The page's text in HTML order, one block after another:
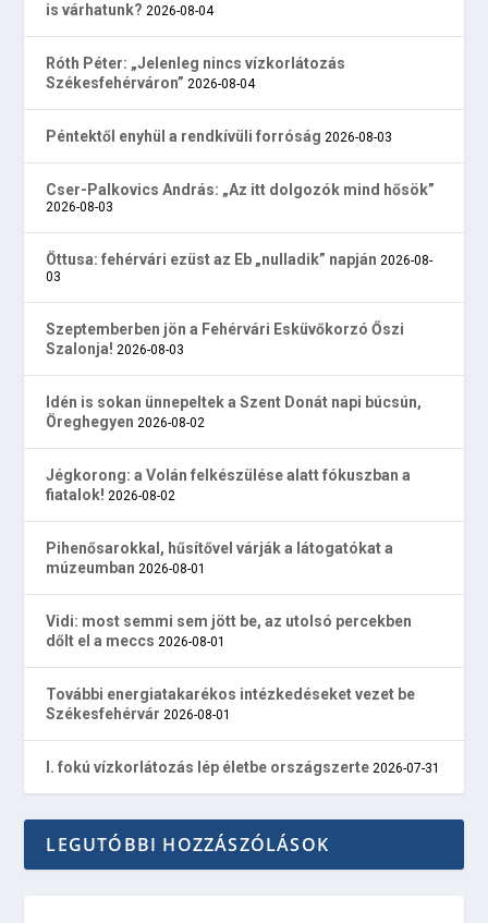
is várhatunk? 2026-08-04
Róth Péter: „Jelenleg nincs vízkorlátozás
Székesfehérváron” 2026-08-04
Péntektől enyhül a rendkívüli forróság 2026-08-03
Cser-Palkovics András: „Az itt dolgozók mind hősök”
2026-08-03
Öttusa: fehérvári ezüst az Eb „nulladik” napján 2026-08-
03
Szeptemberben jön a Fehérvári Esküvőkorzó Őszi
Szalonja! 2026-08-03
Idén is sokan ünnepeltek a Szent Donát napi búcsún,
Öreghegyen 2026-08-02
Jégkorong: a Volán felkészülése alatt fókuszban a
fiatalok! 2026-08-02
Pihenősarokkal, hűsítővel várják a látogatókat a
múzeumban 2026-08-01
Vidi: most semmi sem jött be, az utolsó percekben
dőlt el a meccs 2026-08-01
További energiatakarékos intézkedéseket vezet be
Székesfehérvár 2026-08-01
I. fokú vízkorlátozás lép életbe országszerte 2026-07-31
LEGUTÓBBI HOZZÁSZÓLÁSOK